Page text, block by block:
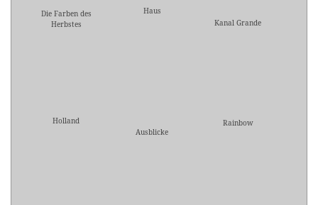
Die Farben des
Herbstes
Haus
Kanal Grande
Holland
Ausblicke
Rainbow